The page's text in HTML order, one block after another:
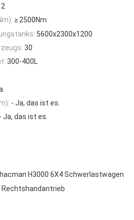
≥ 2500Nm
5600x2300x1200
30
300-400L
- Ja, das ist es.
- Ja, das ist es.
H3000 6X4 Schwerlastwagen
Rechtshandantrieb